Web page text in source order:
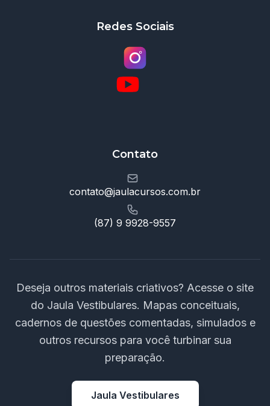
Redes Sociais
Contato
contato@jaulacursos.com.br
(87) 9 9928-9557
Deseja outros materiais criativos? Acesse o site
do Jaula Vestibulares. Mapas conceituais,
cadernos de questões comentadas, simulados e
outros recursos para você turbinar sua
preparação.
Jaula Vestibulares